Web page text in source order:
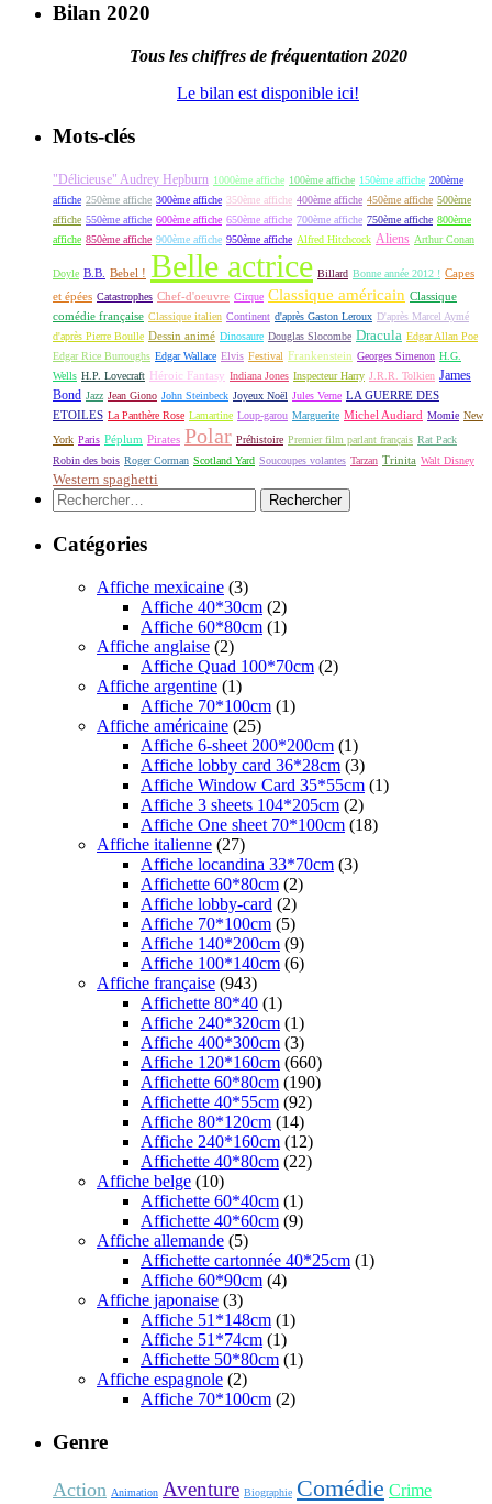
Bilan 2020
Tous les chiffres de fréquentation 2020
Le bilan est disponible ici!
Mots-clés
"Délicieuse" Audrey Hepburn 1000ème affiche 100ème affiche 150ème affiche 200ème
affiche 250ème affiche 300ème affiche 350ème affiche 400ème affiche 450ème affiche 500ème
affiche 550ème affiche 600ème affiche 650ème affiche 700ème affiche 750ème affiche 800ème
affiche 850ème affiche 900ème affiche 950ème affiche Alfred Hitchcock Aliens Arthur Conan
Doyle B.B. Bebel ! Belle actrice Billard Bonne année 2012 ! Capes
et épées Catastrophes Chef-d'oeuvre Cirque Classique américain Classique
comédie française Classique italien Continent d'après Gaston Leroux D'après Marcel Aymé
d'après Pierre Boulle Dessin animé Dinosaure Douglas Slocombe Dracula Edgar Allan Poe
Edgar Rice Burroughs Edgar Wallace Elvis Festival Frankenstein Georges Simenon H.G.
Wells H.P. Lovecraft Héroic Fantasy Indiana Jones Inspecteur Harry J.R.R. Tolkien James
Bond Jazz Jean Giono John Steinbeck Joyeux Noël Jules Verne LA GUERRE DES
ETOILES La Panthère Rose Lamartine Loup-garou Marguerite Michel Audiard Momie New
York Paris Péplum Pirates Polar Préhistoire Premier film parlant français Rat Pack
Robin des bois Roger Corman Scotland Yard Soucoupes volantes Tarzan Trinita Walt Disney
Western spaghetti
Rechercher :
Catégories
Affiche mexicaine (3)
Affiche 40*30cm (2)
Affiche 60*80cm (1)
Affiche anglaise (2)
Affiche Quad 100*70cm (2)
Affiche argentine (1)
Affiche 70*100cm (1)
Affiche américaine (25)
Affiche 6-sheet 200*200cm (1)
Affiche lobby card 36*28cm (3)
Affiche Window Card 35*55cm (1)
Affiche 3 sheets 104*205cm (2)
Affiche One sheet 70*100cm (18)
Affiche italienne (27)
Affiche locandina 33*70cm (3)
Affichette 60*80cm (2)
Affiche lobby-card (2)
Affiche 70*100cm (5)
Affiche 140*200cm (9)
Affiche 100*140cm (6)
Affiche française (943)
Affichette 80*40 (1)
Affiche 240*320cm (1)
Affiche 400*300cm (3)
Affiche 120*160cm (660)
Affichette 60*80cm (190)
Affichette 40*55cm (92)
Affiche 80*120cm (14)
Affiche 240*160cm (12)
Affichette 40*80cm (22)
Affiche belge (10)
Affichette 60*40cm (1)
Affichette 40*60cm (9)
Affiche allemande (5)
Affichette cartonnée 40*25cm (1)
Affiche 60*90cm (4)
Affiche japonaise (3)
Affiche 51*148cm (1)
Affiche 51*74cm (1)
Affichette 50*80cm (1)
Affiche espagnole (2)
Affiche 70*100cm (2)
Genre
Action Animation Aventure Biographie Comédie Crime